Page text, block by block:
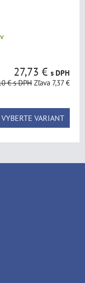
27,73 € s DPH
€s DPH Zľava 7,37 €
VARIANT